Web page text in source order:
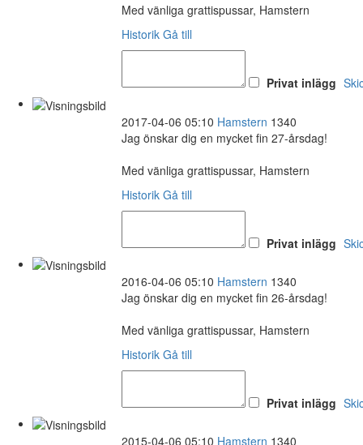
Med vänliga grattispussar, Hamstern
Historik Gå till
Privat inlägg
2017-04-06 05:10 Hamstern 1340
Jag önskar dig en mycket fin 27-årsdag!
Med vänliga grattispussar, Hamstern
Historik Gå till
Privat inlägg
2016-04-06 05:10 Hamstern 1340
Jag önskar dig en mycket fin 26-årsdag!
Med vänliga grattispussar, Hamstern
Historik Gå till
Privat inlägg
2015-04-06 05:10 Hamstern 1340